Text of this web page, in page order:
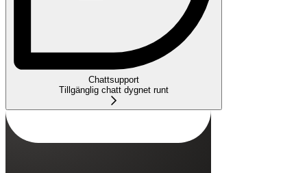
Chattsupport
Tillgänglig chatt dygnet runt